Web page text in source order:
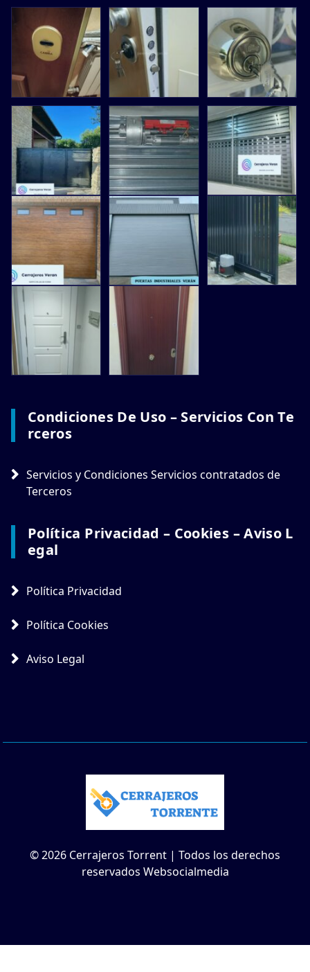
Condiciones De Uso – Servicios Con Te
Rceros
Servicios y Condiciones Servicios contratados de
Terceros
Política Privacidad – Cookies – Aviso L
Egal
Política Privacidad
Política Cookies
Aviso Legal
© 2026 Cerrajeros Torrent | Todos los derechos
reservados Websocialmedia